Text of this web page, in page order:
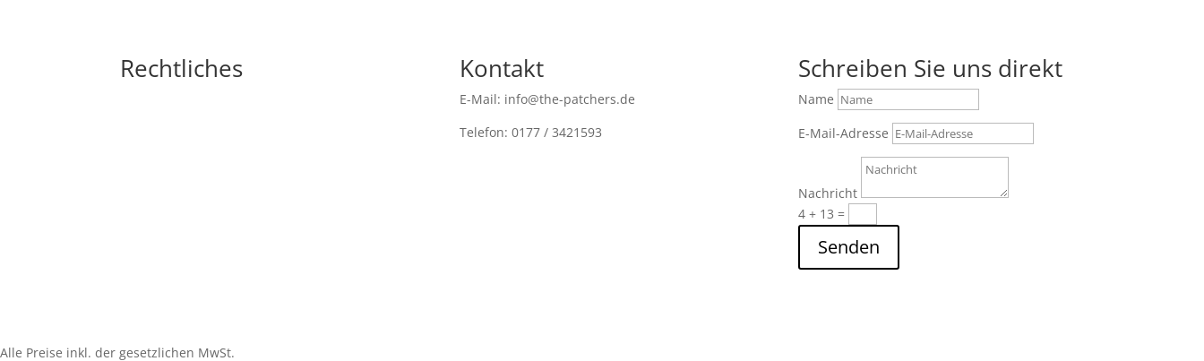
Rechtliches Kontakt
E-Mail: info@the-patchers.de
Telefon: 0177 / 3421593
Schreiben Sie uns direkt
Name
E-Mail-Adresse
Nachricht
4 + 13 =
Senden
Alle Preise inkl. der gesetzlichen MwSt.